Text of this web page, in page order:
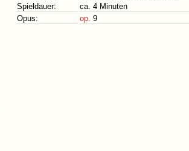
Spieldauer:
ca. 4 Minuten
Opus:
op. 9